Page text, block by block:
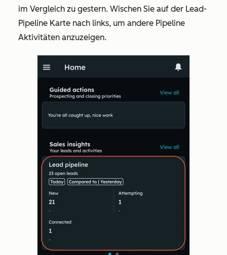
im Vergleich zu gestern. Wischen Sie auf der Lead-
Pipeline Karte nach links, um andere Pipeline
Aktivitäten anzuzeigen.